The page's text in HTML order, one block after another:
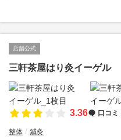
店舗公式
三軒茶屋はり灸イーゲル
3.36 口コミ
整体 鍼灸